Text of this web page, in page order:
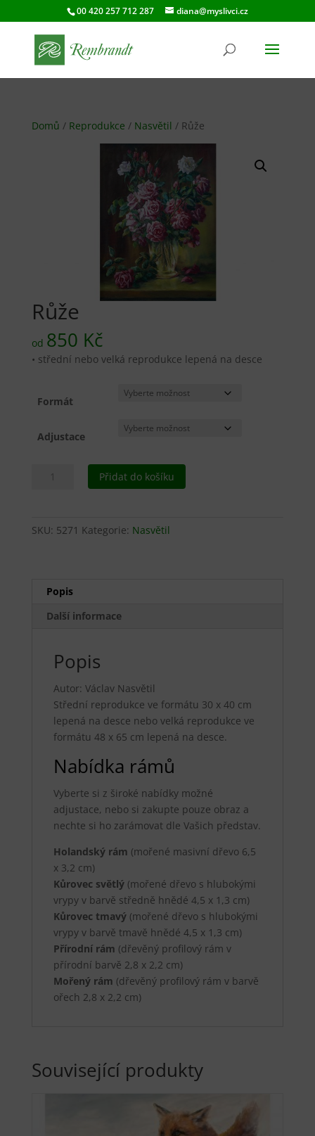
00 420 257 712 287 diana@myslivci.cz
Domů / Reprodukce / Nasvětil / Růže
Růže
od 850 Kč
• střední nebo velká reprodukce lepená na desce
Formát
Adjustace
Růže
Přidat do košíku
SKU: 5271 Kategorie: Nasvětil
Popis
Další informace
Popis
Autor: Václav Nasvětil
Střední reprodukce ve formátu 30 x 40 cm
lepená na desce nebo velká reprodukce ve
formátu 48 x 65 cm lepená na desce.
Nabídka rámů
Vyberte si z široké nabídky možné
adjustace, nebo si zakupte pouze obraz a
nechte si ho zarámovat dle Vašich představ.
Holandský rám (mořené masivní dřevo 6,5
x 3,2 cm)
Kůrovec světlý(mořené dřevo s hlubokými
vrypy v barvě středně hnědé 4,5 x 1,3 cm)
Kůrovec tmavý(mořené dřevo s hlubokými
vrypy v barvě tmavě hnědé 4,5 x 1,3 cm)
Přírodní rám (dřevěný profilový rám v
přírodní barvě 2,8 x 2,2 cm)
Mořený rám (dřevěný profilový rám v barvě
ořech 2,8 x 2,2 cm)
Související produkty